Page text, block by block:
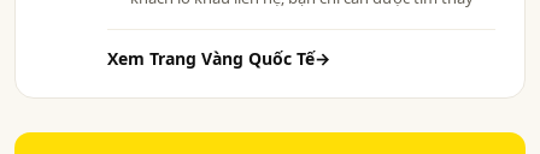
Xem Trang Vàng Quốc Tế→